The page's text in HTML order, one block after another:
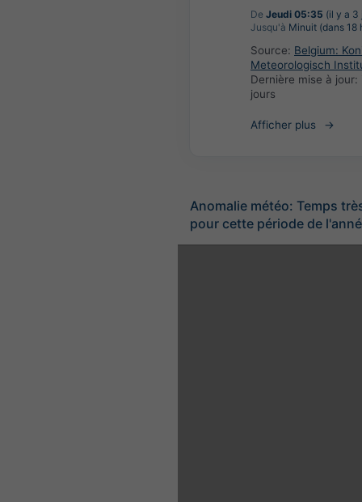
De Jeudi 05:35 (il y a 3
Jusqu'à Minuit (dans 18
Source: Belgium:
Meteorologisch
Dernière mise à jour:
jours
Afficher plus
Anomalie météo: Temps
pour cette période de